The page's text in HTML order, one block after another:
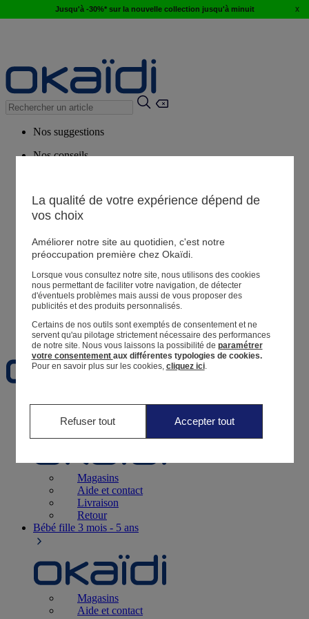
Jusqu'à -30%* sur la nouvelle collection jusqu'à minuit x
Nos suggestions
Nos conseils
Magasin
Mes informations
Suivre une commande
Panier
Favoris
Naissance0-12 mois
Magasins
Aide et contact
Livraison
Retour
Bébé fille 3 mois - 5 ans
Magasins
Aide et contact
La qualité de votre expérience dépend de
vos choix
Améliorer notre site au quotidien, c'est notre
préoccupation première chez Okaïdi.
Lorsque vous consultez notre site, nous utilisons des cookies
nous permettant de faciliter votre navigation, de détecter
d'éventuels problèmes mais aussi de vous proposer des
publicités et des produits personnalisés.
Certains de nos outils sont exemptés de consentement et ne
servent qu'au pilotage strictement nécessaire des performances
de notre site. Nous vous laissons la possibilité de paramétrer
votre consentement aux différentes typologies de cookies.
Pour en savoir plus sur les cookies, cliquez ici.
Refuser tout Accepter tout